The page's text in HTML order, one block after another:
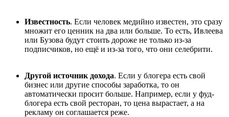
Известность. Если человек медийно известен, это сразу
множит его ценник на два или больше. То есть, Ивлеева
или Бузова будут стоить дороже не только из-за
подписчиков, но ещё и из-за того, что они селебрити.
Другой источник дохода. Если у блогера есть свой
бизнес или другие способы заработка, то он
автоматически просит больше. Например, если у фуд-
блогера есть свой ресторан, то цена вырастает, а на
рекламу он соглашается реже.